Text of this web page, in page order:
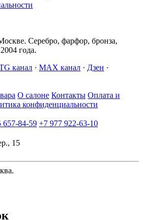
Серебро, фарфор, бронза,
года.
канал · MAX канал · Дзен ·
О салоне Контакты Оплата и
конфиденциальности
657-84-59 +7 977 922-63-10
15